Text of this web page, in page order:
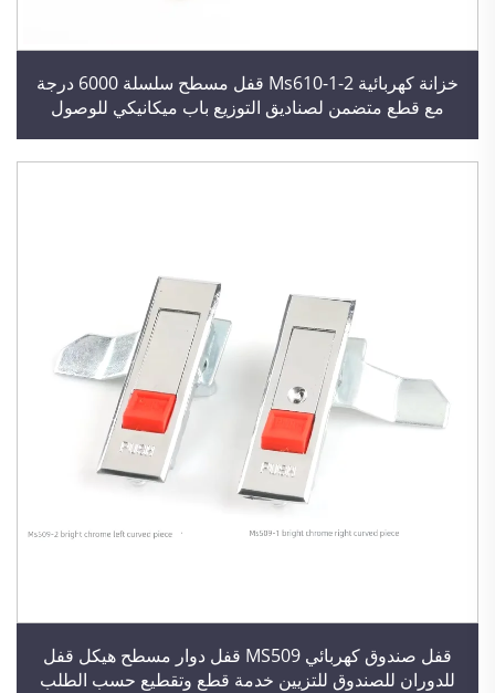
خزانة كهربائية Ms610-1-2 قفل مسطح سلسلة 6000 درجة
مع قطع متضمن لصناديق التوزيع باب ميكانيكي للوصول
قفل صندوق كهربائي MS509 قفل دوار مسطح هيكل قفل
للدوران للصندوق للتزيين خدمة قطع وتقطيع حسب الطلب